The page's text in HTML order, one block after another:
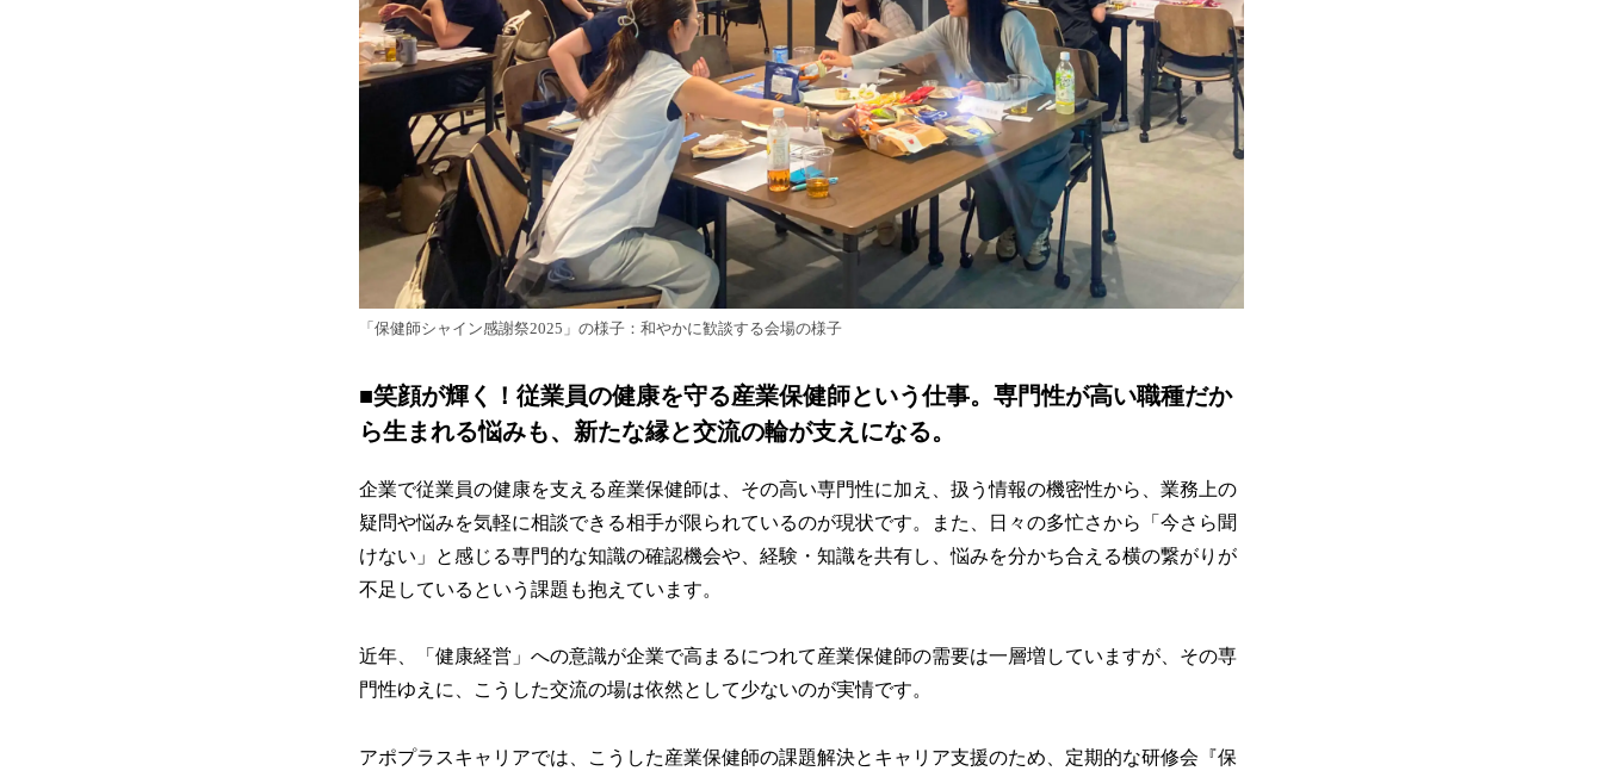
「保健師シャイン感謝祭2025」の様子：和やかに歓談する会場の様子
■笑顔が輝く！従業員の健康を守る産業保健師という仕事。専門性が高い職種だか
ら生まれる悩みも、新たな縁と交流の輪が支えになる。
企業で従業員の健康を支える産業保健師は、その高い専門性に加え、扱う情報の機密性から、業務上の
疑問や悩みを気軽に相談できる相手が限られているのが現状です。また、日々の多忙さから「今さら聞
けない」と感じる専門的な知識の確認機会や、経験・知識を共有し、悩みを分かち合える横の繋がりが
不足しているという課題も抱えています。
近年、「健康経営」への意識が企業で高まるにつれて産業保健師の需要は一層増していますが、その専
門性ゆえに、こうした交流の場は依然として少ないのが実情です。
アポプラスキャリアでは、こうした産業保健師の課題解決とキャリア支援のため、定期的な研修会『保